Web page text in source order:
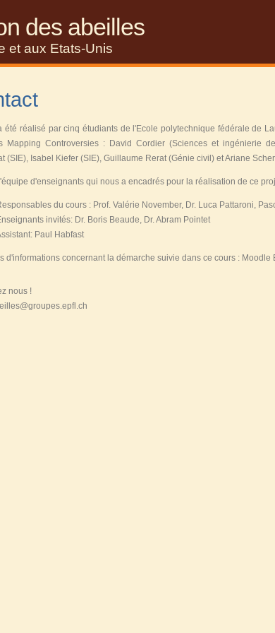
des abeilles
et aux Etats-Unis
été réalisé par cinq étudiants de l'Ecole polytechnique fédérale de
Mapping Controversies : David Cordier (Sciences et ingénierie
(SIE), Isabel Kiefer (SIE), Guillaume Rerat (Génie civil) et Ariane
d'enseignants qui nous a encadrés pour la réalisation de ce
du cours : Prof. Valérie November, Dr. Luca Pattaroni,
invités: Dr. Boris Beaude, Dr. Abram Pointet
Paul Habfast
d'informations concernant la démarche suivie dans ce cours : Moodle
nous !